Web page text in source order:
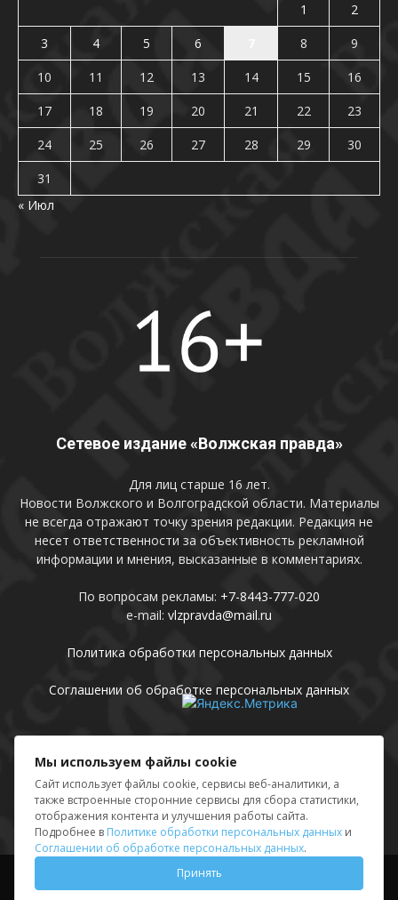
1
2
3
4 5 6 8
9
10
11 12 13 14 15
16
17
18 19 20 21 22
23
24
25 26 27 28 29
30
31
« Июл
Сетевое издание «Волжская правда»
Для лиц старше 16 лет.
Новости Волжского и Волгоградской области. Материалы
не всегда отражают точку зрения редакции. Редакция не
несет ответственности за объективность рекламной
информации и мнения, высказанные в комментариях.
По вопросам рекламы: +7-8443-777-020
e-mail: vlzpravda@mail.ru
Политика обработки персональных данных
Соглашении об обработке персональных данных
Присоединяйтесь
Выходные данные
Мы используем файлы cookie
Сайт использует файлы cookie, сервисы веб-аналитики, а
также встроенные сторонние сервисы для сбора статистики,
отображения контента и улучшения работы сайта.
Подробнее в Политике обработки персональных данных и
Соглашении об обработке персональных данных.
Принять